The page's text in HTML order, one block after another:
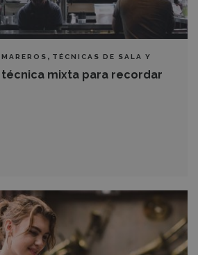
, TÉCNICAS DE SALA Y
mixta para recordar